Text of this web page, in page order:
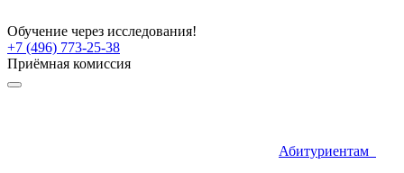
Обучение через исследования!
+7 (496) 773-25-38
Приёмная комиссия
Абитуриентам